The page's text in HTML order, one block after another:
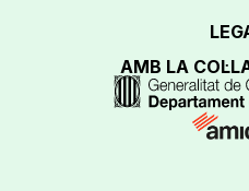
AMB LA